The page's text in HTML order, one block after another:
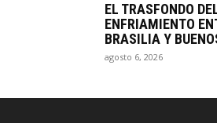
EL TRASFONDO
ENFRIAMIENTO
BRASILIA Y
agosto 6, 2026